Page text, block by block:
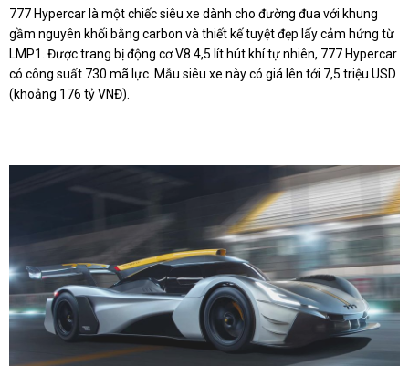
777 Hypercar là một chiếc siêu xe dành cho đường đua với khung
gầm nguyên khối bằng carbon và thiết kế tuyệt đẹp lấy cảm hứng từ
LMP1. Được trang bị động cơ V8 4,5 lít hút khí tự nhiên, 777 Hypercar
có công suất 730 mã lực. Mẫu siêu xe này có giá lên tới 7,5 triệu USD
(khoảng 176 tỷ VNĐ).